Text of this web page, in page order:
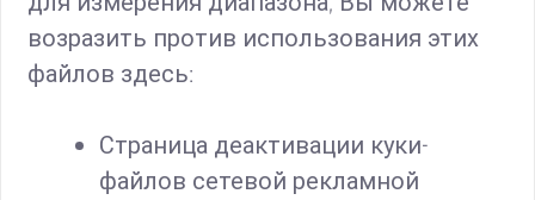
возразить против использования этих
файлов здесь:
Страница деактивации куки-
файлов сетевой рекламной